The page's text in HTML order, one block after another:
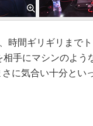
間ギリギリまで
手にマシンのよう
に気合い十分とい